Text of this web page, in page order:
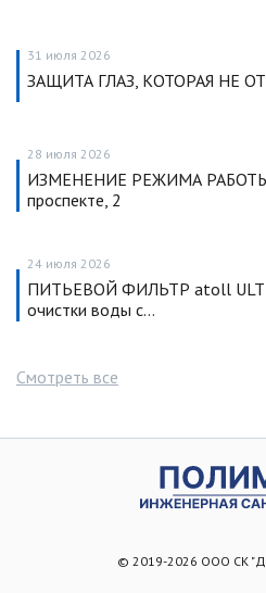
31 июля 2026
ЗАЩИТА ГЛАЗ, КОТОРАЯ НЕ
28 июля 2026
ИЗМЕНЕНИЕ РЕЖИМА РАБОТЫ|
проспекте, 2
24 июля 2026
ПИТЬЕВОЙ ФИЛЬТР atoll
очистки воды с…
Смотреть все
© 2019-2026 ООО СК